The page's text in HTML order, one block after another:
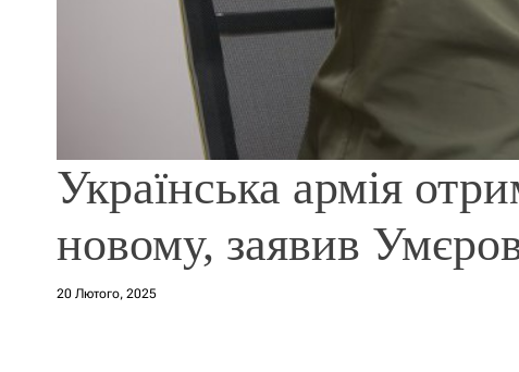
Українська армія
новому, заявив
20 Лютого, 2025